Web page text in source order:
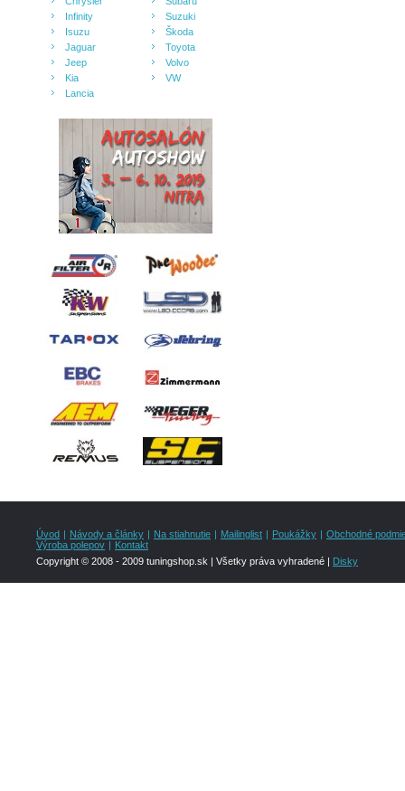
Infinity
Isuzu
Jaguar
Jeep
Kia
Lancia
Suzuki
Škoda
Toyota
Volvo
VW
Úvod | Návody a články | Na stiahnutie | Mailinglist | Poukážky | Obchodné
Výroba polepov | Kontakt
Copyright © 2008 - 2009 tuningshop.sk | Všetky práva vyhradené | Disky